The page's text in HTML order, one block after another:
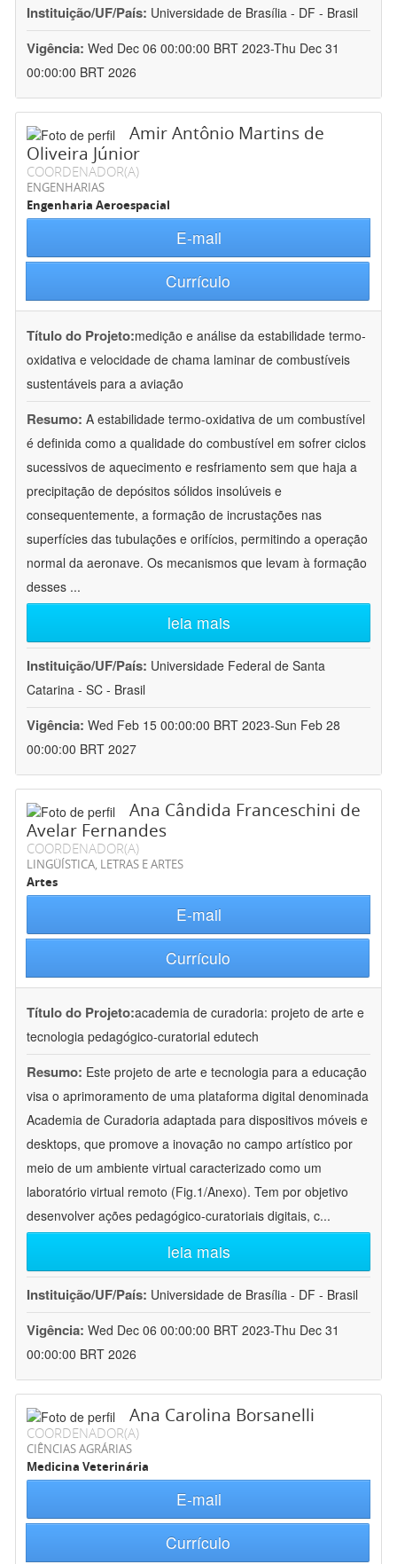
Instituição/UF/País: Universidade de Brasília - DF - Brasil
Vigência: Wed Dec 06 00:00:00 BRT 2023-Thu Dec 31
00:00:00 BRT 2026
Amir Antônio Martins de
Oliveira Júnior
COORDENADOR(A)
ENGENHARIAS
Engenharia Aeroespacial
E-mail
Currículo
Título do Projeto:medição e análise da estabilidade termo-
oxidativa e velocidade de chama laminar de combustíveis
sustentáveis para a aviação
Resumo: A estabilidade termo-oxidativa de um combustível
é definida como a qualidade do combustível em sofrer ciclos
sucessivos de aquecimento e resfriamento sem que haja a
precipitação de depósitos sólidos insolúveis e
consequentemente, a formação de incrustações nas
superfícies das tubulações e orifícios, permitindo a operação
normal da aeronave. Os mecanismos que levam à formação
desses ...
leia mais
Instituição/UF/País: Universidade Federal de Santa
Catarina - SC - Brasil
Vigência: Wed Feb 15 00:00:00 BRT 2023-Sun Feb 28
00:00:00 BRT 2027
Ana Cândida Franceschini de
Avelar Fernandes
COORDENADOR(A)
LINGÜÍSTICA, LETRAS E ARTES
Artes
E-mail
Currículo
Título do Projeto:academia de curadoria: projeto de arte e
tecnologia pedagógico-curatorial edutech
Resumo: Este projeto de arte e tecnologia para a educação
visa o aprimoramento de uma plataforma digital denominada
Academia de Curadoria adaptada para dispositivos móveis e
desktops, que promove a inovação no campo artístico por
meio de um ambiente virtual caracterizado como um
laboratório virtual remoto (Fig.1/Anexo). Tem por objetivo
desenvolver ações pedagógico-curatoriais digitais, c...
leia mais
Instituição/UF/País: Universidade de Brasília - DF - Brasil
Vigência: Wed Dec 06 00:00:00 BRT 2023-Thu Dec 31
00:00:00 BRT 2026
Ana Carolina Borsanelli
COORDENADOR(A)
CIÊNCIAS AGRÁRIAS
Medicina Veterinária
E-mail
Currículo